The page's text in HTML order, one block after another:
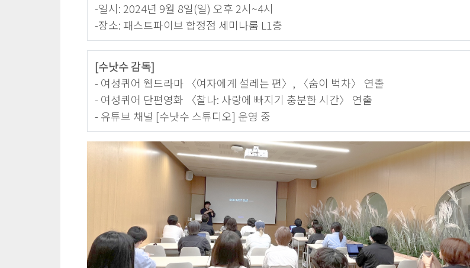
-일시: 2024년 9월 8일(일) 오후 2시~4시
-장소: 패스트파이브 합정점 세미나룸 L1층
[수낫수 감독]
- 여성퀴어 웹드라마 〈여자에게 설레는 편〉, 〈숨이 벅차〉 연출
- 여성퀴어 단편영화 〈찰나: 사랑에 빠지기 충분한 시간〉 연출
- 유튜브 채널 [수낫수 스튜디오] 운영 중